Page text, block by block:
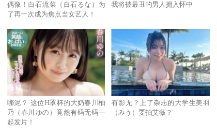
偶像！白石流菜（白石るな）为
了再一次成为焦点当女艺人！
我将被最丑的男人拥入怀中
哪泥？ 这位H罩杯的大奶春川柚
乃（春川ゆの）竟然有码无码一
起发片！
有影无？上了杂志的大学生美羽
（みう）要拍艾薇？